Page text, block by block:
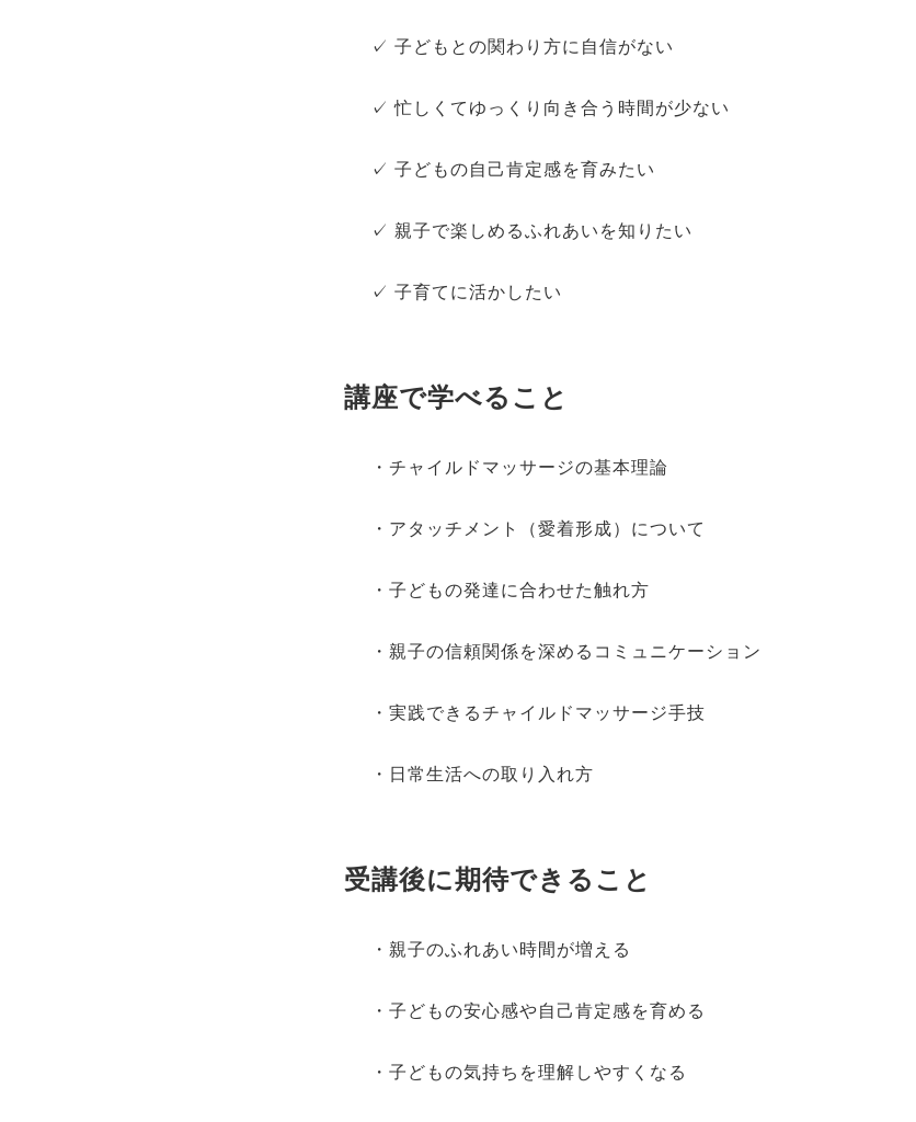
✓ 子どもとの関わり方に自信がない
✓ 忙しくてゆっくり向き合う時間が少ない
✓ 子どもの自己肯定感を育みたい
✓ 親子で楽しめるふれあいを知りたい
✓ 子育てに活かしたい
講座で学べること
・チャイルドマッサージの基本理論
・アタッチメント（愛着形成）について
・子どもの発達に合わせた触れ方
・親子の信頼関係を深めるコミュニケーション
・実践できるチャイルドマッサージ手技
・日常生活への取り入れ方
受講後に期待できること
・親子のふれあい時間が増える
・子どもの安心感や自己肯定感を育める
・子どもの気持ちを理解しやすくなる